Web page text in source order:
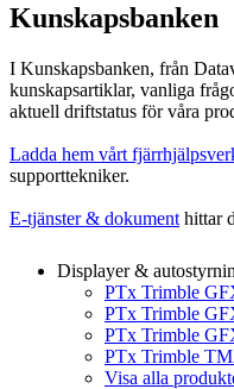
Kunskapsbanken
I Kunskapsbanken, från
kunskapsartiklar, vanliga
aktuell driftstatus för våra
Ladda hem vårt
supporttekniker.
E-tjänster & dokument hittar
Displayer &
PTx Trimble
PTx Trimble
PTx Trimble
PTx Trimble
Visa alla